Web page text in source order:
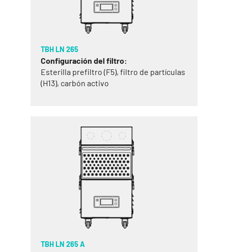
TBH LN 265
Configuración del filtro:
Esterilla prefiltro (F5), filtro de partículas
(H13), carbón activo
TBH LN 265 A